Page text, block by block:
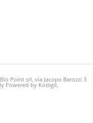
Point srl, via Jacopo Barozzi 3
Powered by Kodigit.